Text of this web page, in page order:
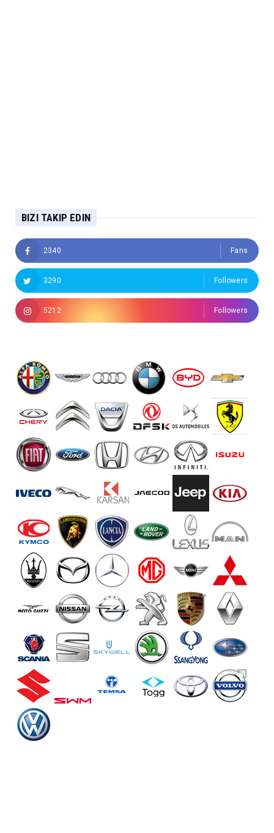
BIZI TAKIP EDIN
2340 Fans
3290 Followers
5212 Followers